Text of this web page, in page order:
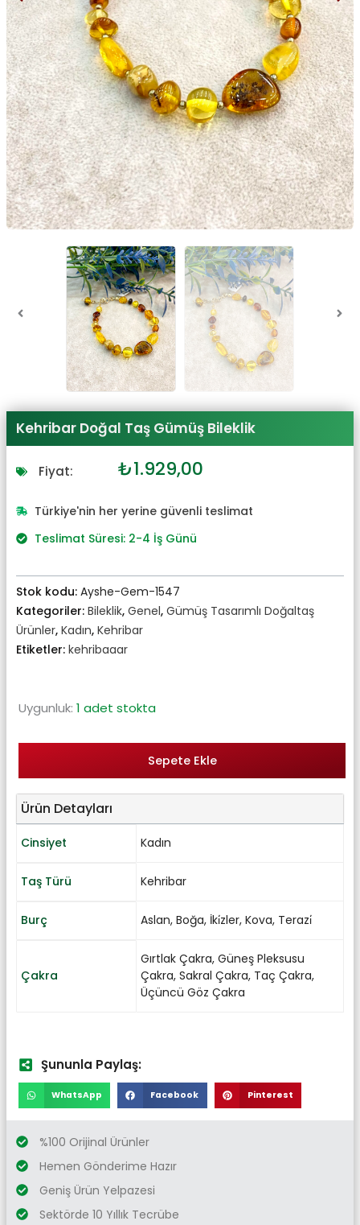
Kehribar Doğal Taş Gümüş Bileklik
Fiyat: Orijinal
₺2.122,00.
₺1.929,00
fiyat:
Türkiye'nin her yerine güvenli teslimat
Teslimat Süresi: 2-4 İş Günü
Stok kodu: Ayshe-Gem-1547
Kategoriler: Bileklik, Genel, Gümüş Tasarımlı Doğaltaş
Ürünler, Kadın, Kehribar
Etiketler: kehribaaar
Uygunluk: 1 adet stokta
Sepete Ekle
Ürün Detayları
Cinsiyet Kadın
Taş Türü Kehribar
Burç Aslan, Boğa, İki̇zler, Kova, Terazi̇
Çakra
Gırtlak Çakra, Güneş Pleksusu
Çakra, Sakral Çakra, Taç Çakra,
Üçüncü Göz Çakra
Şununla Paylaş:
WhatsApp Facebook Pinterest
%100 Orijinal Ürünler
Hemen Gönderime Hazır
Geniş Ürün Yelpazesi
Sektörde 10 Yıllık Tecrübe